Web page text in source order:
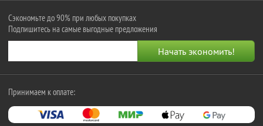
Сэкономьте до 90% при любых покупках
Подпишитесь на самые выгодные предложения
Принимаем к оплате: